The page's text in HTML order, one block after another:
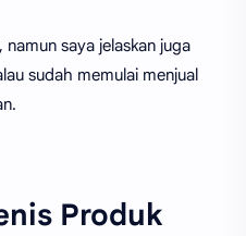
saya jelaskan juga
sudah memulai menjual
Produk